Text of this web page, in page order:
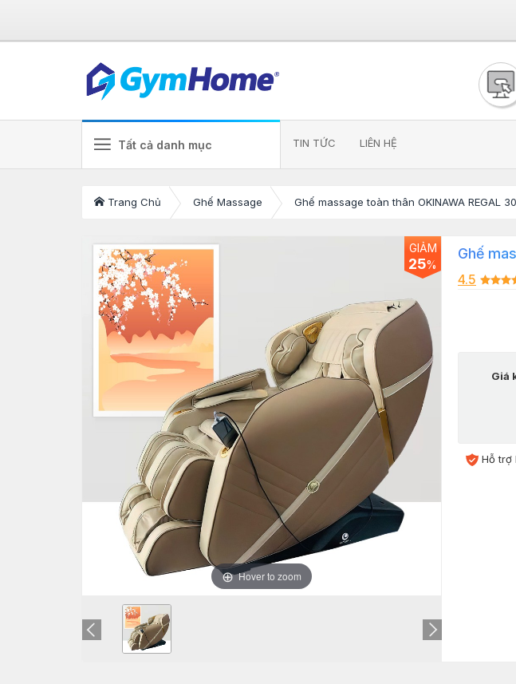
Tất cả danh mục TIN TỨC LIÊN HỆ
Trang Chủ Ghế Massage Ghế massage toàn thân OKINAWA REGAL
Hover to zoom
GIẢM
25%
Ghế
4.5
Giá
Hỗ trợ